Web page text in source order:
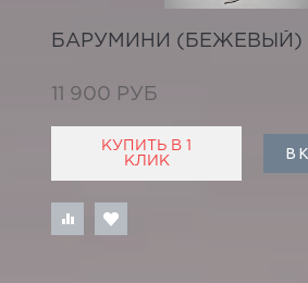
БАРУМИНИ (БЕЖЕВЫЙ)
11 900 РУБ
КУПИТЬ В 1
КЛИК
В